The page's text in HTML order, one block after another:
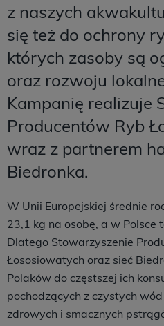
z naszych
się też do ochrony
których zasoby są
oraz rozwoju
Kampanię realizuje
Producentów Ryb
wraz z partnerem
Biedronka.
W Unii Europejskiej średnie
23,1 kg na osobę, a w Polsce
Dlatego Stowarzyszenie
Łososiowatych oraz sieć
Polaków do częstszej ich
pochodzących z czystych
zdrowych i smacznych